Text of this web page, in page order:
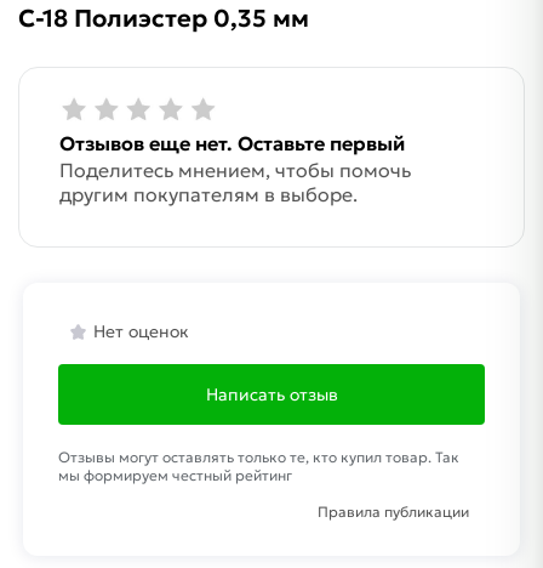
С-18 Полиэстер 0,35 мм
Отзывов еще нет. Оставьте первый
Поделитесь мнением, чтобы помочь
другим покупателям в выборе.
Нет оценок
Написать отзыв
Отзывы могут оставлять только те, кто купил товар. Так
мы формируем честный рейтинг
Правила публикации